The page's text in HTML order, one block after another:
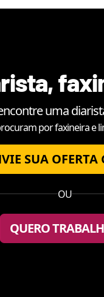
uma
por faxineira e
SUA OFERTA
OU
QUERO